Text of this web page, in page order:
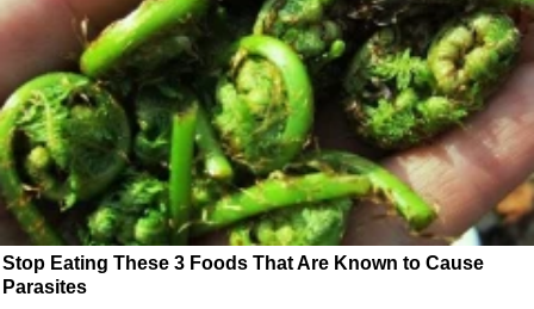
Stop Eating These 3 Foods That Are Known to Cause
Parasites